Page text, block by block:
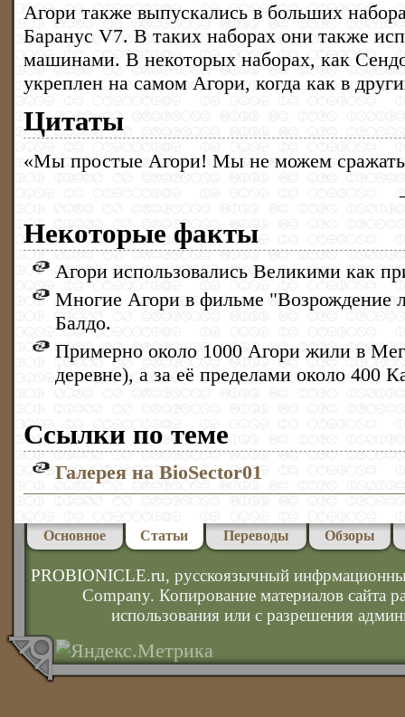
Агори также выпускались в больших
Баранус V7. В таких наборах они также
машинами. В некоторых наборах, как
укреплен на самом Агори, когда как в
Цитаты
«Мы простые Агори! Мы не можем
Некоторые факты
Агори использовались Великими как
Многие Агори в фильме "Возрождение
Балдо.
Примерно около 1000 Агори жили в
деревне), а за её пределами около 400
Ссылки по теме
Галерея на BioSector01
Основное Статьи Переводы Обзоры
PROBIONICLE.ru, русскоязычный
Company. Копирование материалов сайта
использования или с разрешения